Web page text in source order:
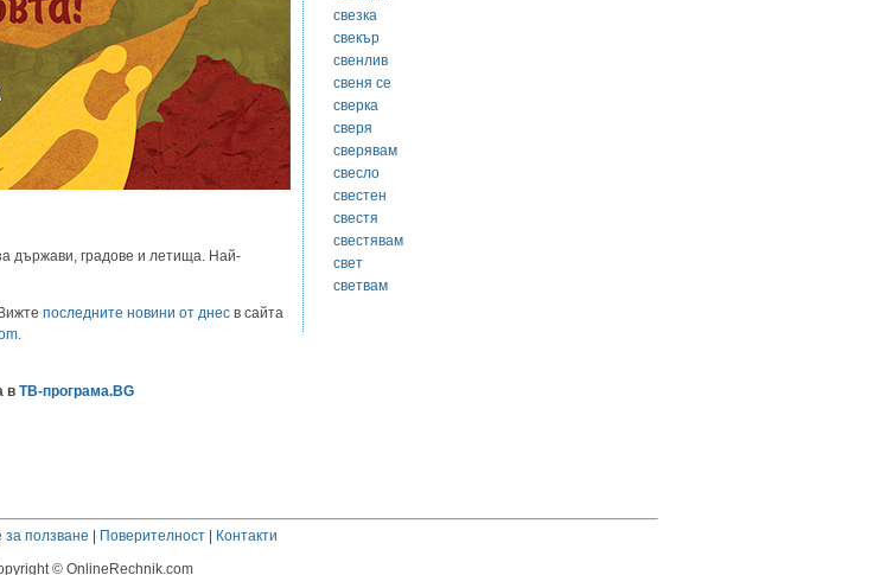
държави, градове и летища. Най-
последните новини от днес в сайта
в ТВ-програма.BG
свезка
свекър
свенлив
свеня се
сверка
сверя
сверявам
свесло
свестен
свестя
свестявам
свет
светвам
ползване | Поверителност| Контакти
© OnlineRechnik.com